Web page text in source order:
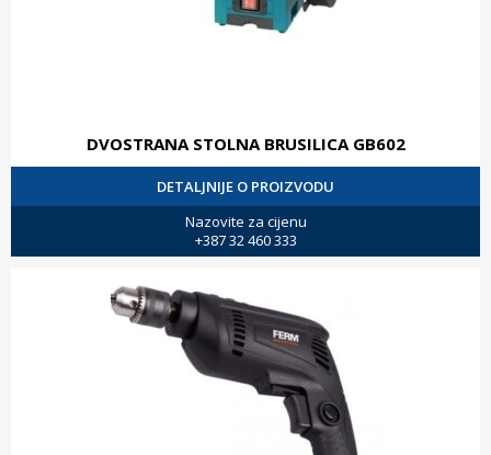
DVOSTRANA STOLNA BRUSILICA GB602
DETALJNIJE O PROIZVODU
Nazovite za cijenu
+387 32 460 333